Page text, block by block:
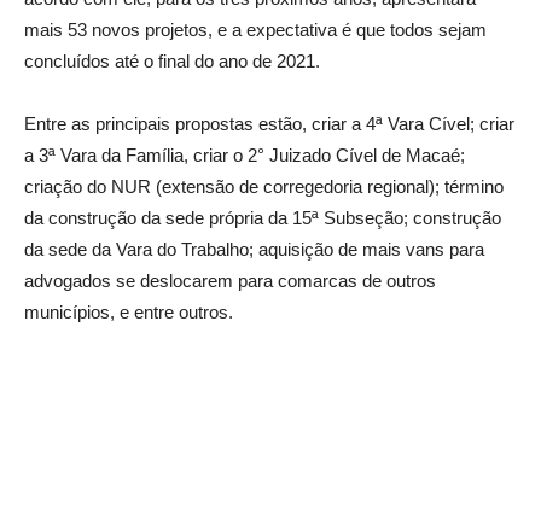
mais 53 novos projetos, e a expectativa é que todos sejam
concluídos até o final do ano de 2021.
Entre as principais propostas estão, criar a 4ª Vara Cível; criar
a 3ª Vara da Família, criar o 2° Juizado Cível de Macaé;
criação do NUR (extensão de corregedoria regional); término
da construção da sede própria da 15ª Subseção; construção
da sede da Vara do Trabalho; aquisição de mais vans para
advogados se deslocarem para comarcas de outros
municípios, e entre outros.